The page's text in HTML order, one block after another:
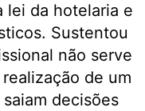
lei da hotelaria e
Sustentou
não serve
de um
decisões